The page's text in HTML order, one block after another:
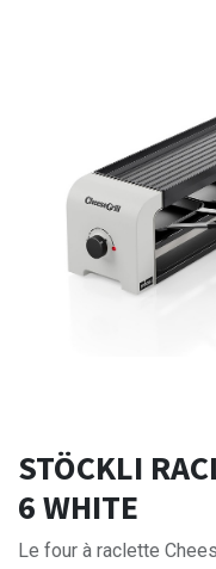
STÖCKLI
6 WHITE
Le four à raclette